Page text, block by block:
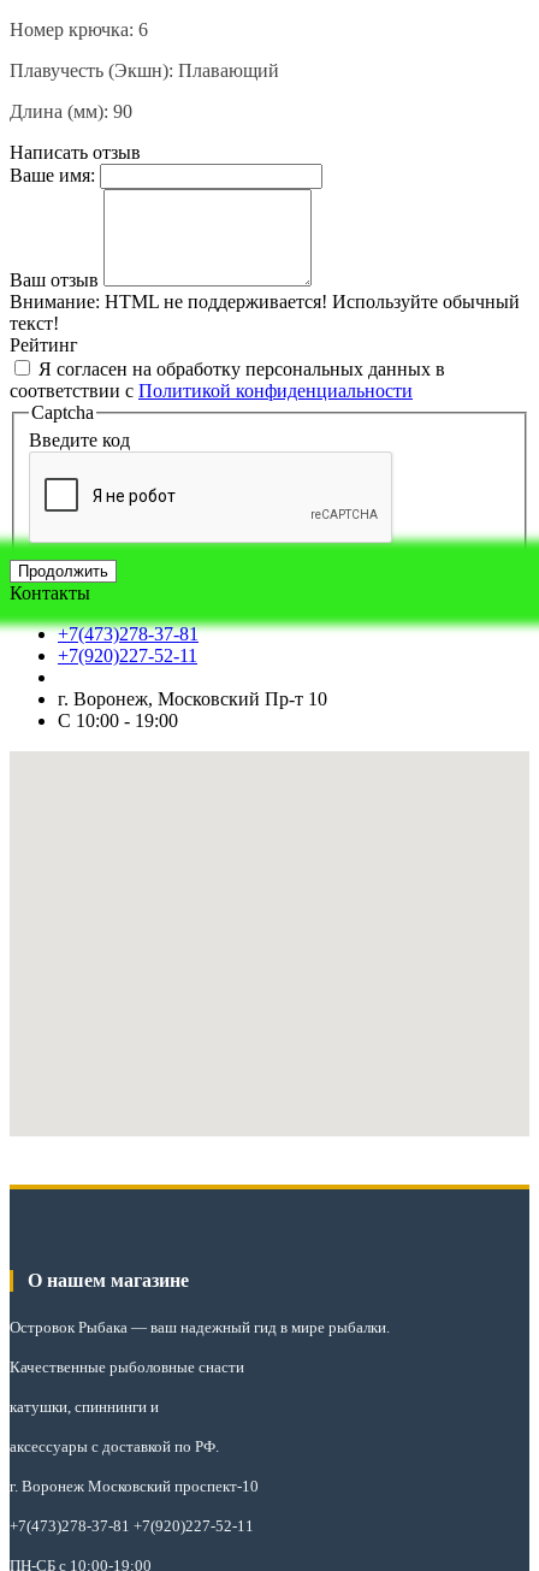
Номер крючка: 6
Плавучесть (Экшн): Плавающий
Длина (мм): 90
Написать отзыв
Ваше имя:
Ваш отзыв
Внимание: HTML не поддерживается! Используйте обычный
текст!
Рейтинг
Я согласен на обработку персональных данных в
соответствии с Политикой конфиденциальности
Captcha
Введите код
Продолжить
Контакты
+7(473)278-37-81
+7(920)227-52-11
г. Воронеж, Московский Пр-т 10
С 10:00 - 19:00
О нашем магазине
Островок Рыбака — ваш надежный гид в мире рыбалки.
Качественные рыболовные снасти
катушки, спиннинги и
аксессуары с доставкой по РФ.
г. Воронеж Московский проспект-10
+7(473)278-37-81 +7(920)227-52-11
ПН-СБ с 10:00-19:00